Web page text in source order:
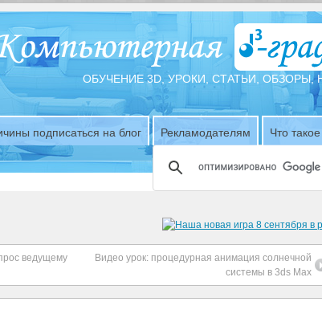
ОБУЧЕНИЕ 3D, УРОКИ, СТАТЬИ, ОБЗОРЫ,
подписаться на блог Рекламодателям Что
ведущему
Видео урок: процедурная анимация солнечной
системы в 3ds Max